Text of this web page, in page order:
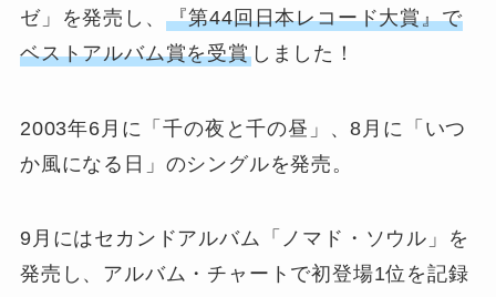
ゼ」を発売し、 『第44回日本レコード大賞』で
ベストアルバム賞を受賞しました！
2003年6月に「千の夜と千の昼」、8月に「いつ
か風になる日」のシングルを発売。
9月にはセカンドアルバム「ノマド・ソウル」を
発売し、アルバム・チャートで初登場1位を記録